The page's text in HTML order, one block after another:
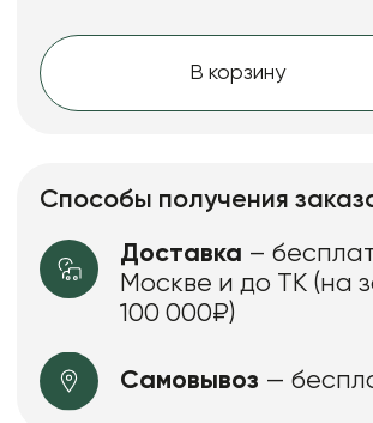
В корзину
Способы получения
Доставка –
Москве и до ТК (на
100 000₽)
Самовывоз —